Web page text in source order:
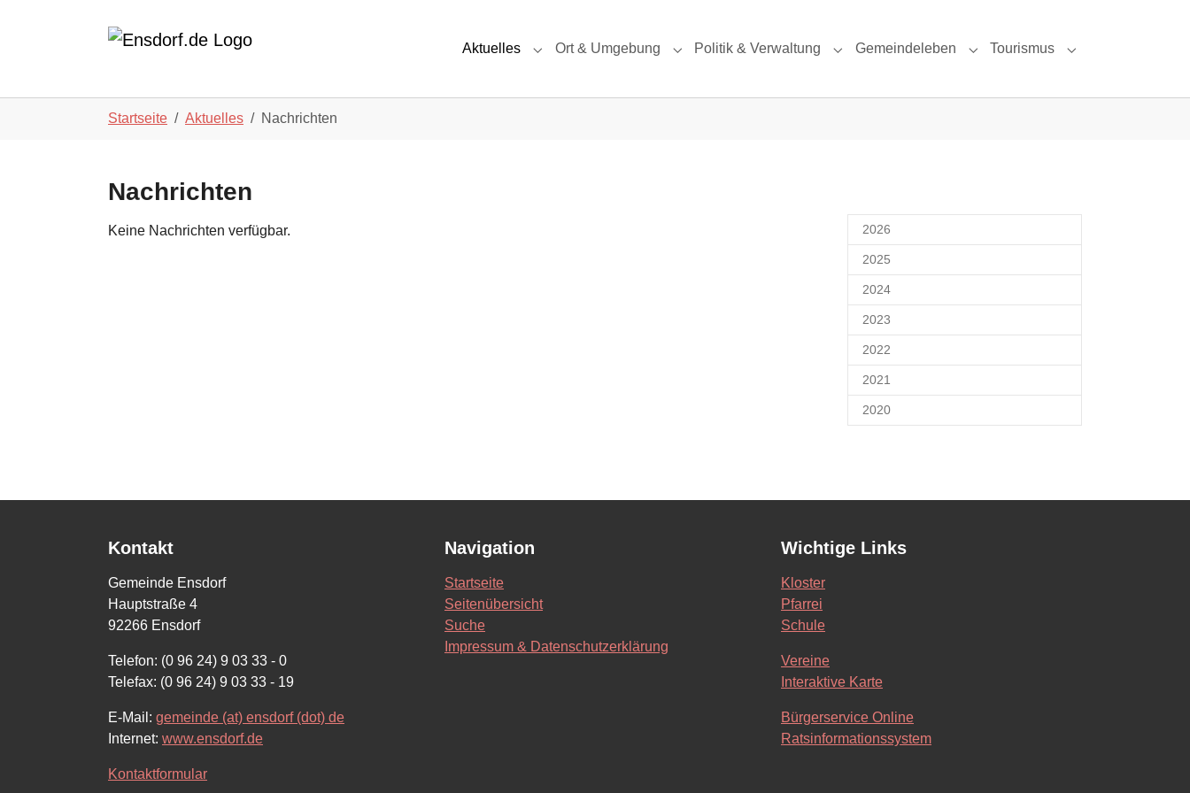
Aktuelles
Submenu for "Aktuelles"
Ort & Umgebung
Submenu for "Ort & Umgebung"
Politik & Verwaltung
Submenu for "Politik & Verwaltung"
Gemeindeleben
Submenu for "Gemeindeleben"
Tourismus
Submenu for
Startseite Aktuelles Nachrichten
Nachrichten
Keine Nachrichten verfügbar. 2026
2025
2024
2023
2022
2021
2020
Kontakt
Gemeinde Ensdorf
Hauptstraße 4
92266 Ensdorf
Telefon: (0 96 24) 9 03 33 - 0
Telefax: (0 96 24) 9 03 33 - 19
E-Mail: gemeinde (at) ensdorf (dot) de
Internet: www.ensdorf.de
Kontaktformular
Navigation
Startseite
Seitenübersicht
Suche
Impressum & Datenschutzerklärung
Wichtige Links
Kloster
Pfarrei
Schule
Vereine
Interaktive Karte
Bürgerservice Online
Ratsinformationssystem